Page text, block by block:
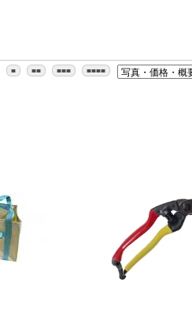
■ ■■ ■■■ ■■■■